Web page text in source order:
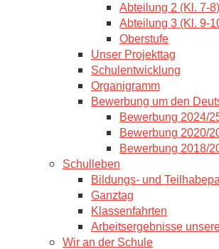
Abteilung 2 (Kl. 7-8)
Abteilung 3 (Kl. 9-
Oberstufe
Unser Projekttag
Schulentwicklung
Organigramm
Bewerbung um den
Bewerbung 2024/
Bewerbung 2020/
Bewerbung 2018/
Schulleben
Bildungs- und
Ganztag
Klassenfahrten
Arbeitsergebnisse
Wir an der Schule